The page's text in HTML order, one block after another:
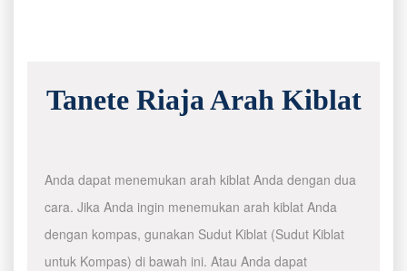
Tanete Riaja Arah Kiblat
Anda dapat menemukan arah kiblat Anda dengan dua
cara. Jika Anda ingin menemukan arah kiblat Anda
dengan kompas, gunakan Sudut Kiblat (Sudut Kiblat
untuk Kompas) di bawah ini. Atau Anda dapat